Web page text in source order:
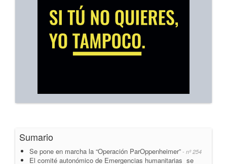
Sumario
Se pone en marcha la “Operación ParOppenheimer” - nº 254
El comité autonómico de Emergencias humanitarias se